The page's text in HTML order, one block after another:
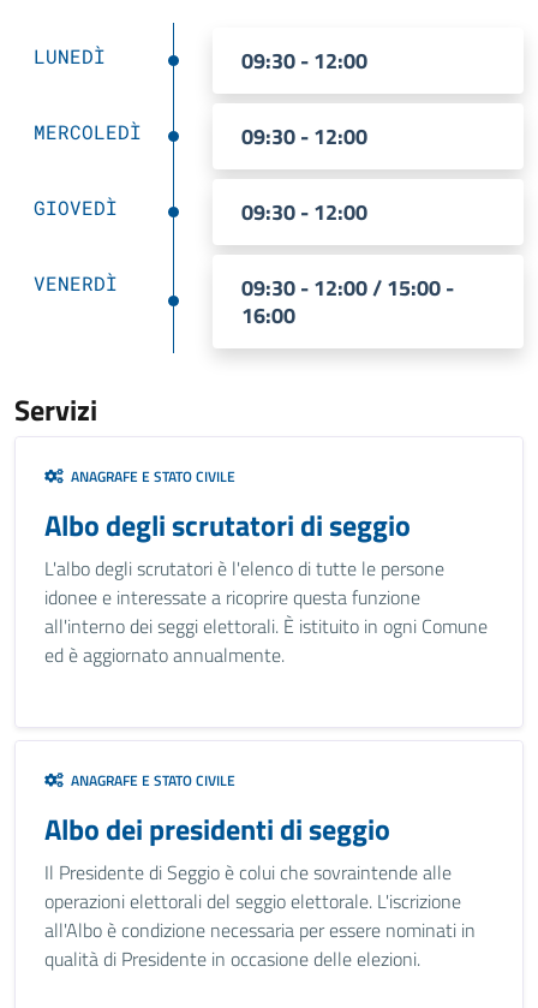
LUNEDÌ 09:30 - 12:00
MERCOLEDÌ 09:30 - 12:00
GIOVEDÌ 09:30 - 12:00
VENERDÌ
09:30 - 12:00 / 15:00 -
16:00
Servizi
ANAGRAFE E STATO CIVILE
Albo degli scrutatori di seggio
L'albo degli scrutatori è l'elenco di tutte le persone
idonee e interessate a ricoprire questa funzione
all'interno dei seggi elettorali. È istituito in ogni Comune
ed è aggiornato annualmente.
ANAGRAFE E STATO CIVILE
Albo dei presidenti di seggio
Il Presidente di Seggio è colui che sovraintende alle
operazioni elettorali del seggio elettorale. L'iscrizione
all'Albo è condizione necessaria per essere nominati in
qualità di Presidente in occasione delle elezioni.